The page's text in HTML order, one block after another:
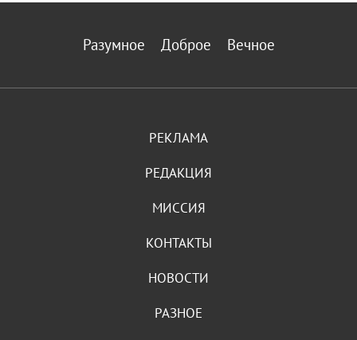
Разумное Доброе Вечное
РЕКЛАМА
РЕДАКЦИЯ
МИССИЯ
КОНТАКТЫ
НОВОСТИ
РАЗНОЕ